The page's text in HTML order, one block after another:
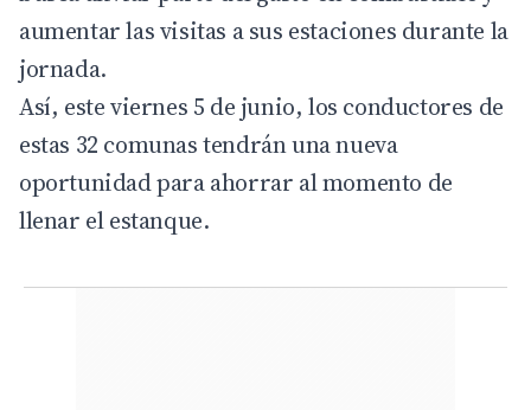
aumentar las visitas a sus estaciones durante la
jornada.
Así, este viernes 5 de junio, los conductores de
estas 32 comunas tendrán una nueva
oportunidad para ahorrar al momento de
llenar el estanque.